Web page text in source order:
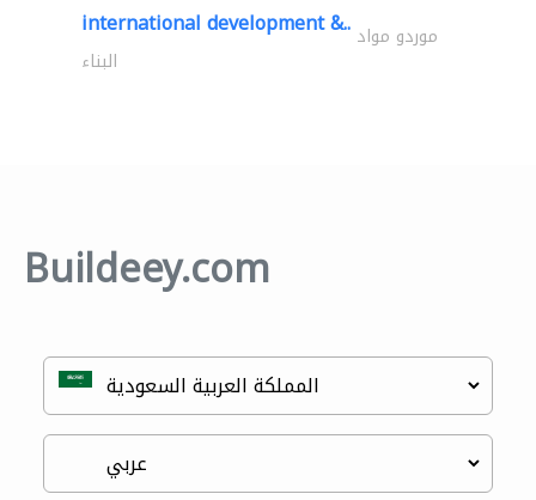
international development &.. موردو مواد
البناء
Buildeey.com